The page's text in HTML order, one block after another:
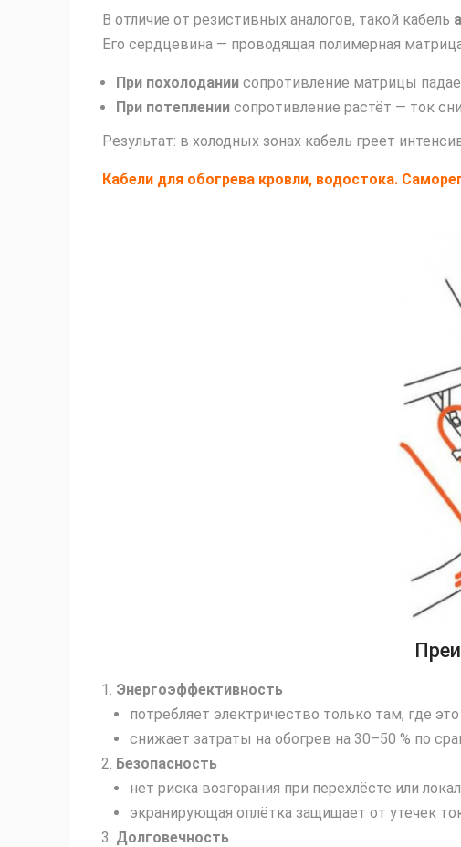
В отличие от резистивных аналогов, такой кабель
Его сердцевина — проводящая полимерная
При похолодании сопротивление матрицы
При потеплении сопротивление растёт — ток
Результат: в холодных зонах кабель греет
Кабели для обогрева кровли, водостока.
Энергоэффективность
потребляет электричество только там, где
снижает затраты на обогрев на 30–50 % по
Безопасность
нет риска возгорания при перехлёсте или
экранирующая оплётка защищает от утечек
Долговечность